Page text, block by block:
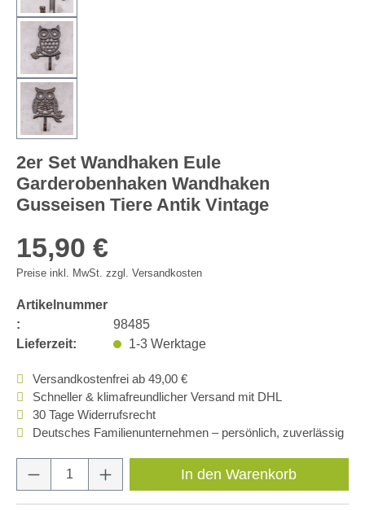
2er Set Wandhaken Eule
Garderobenhaken Wandhaken
Gusseisen Tiere Antik Vintage
15,90 €
Preise inkl. MwSt. zzgl. Versandkosten
Artikelnummer
:
98485
Lieferzeit:
1-3 Werktage
Versandkostenfrei ab 49,00 €
Schneller & klimafreundlicher Versand mit DHL
30 Tage Widerrufsrecht
Deutsches Familienunternehmen – persönlich, zuverlässig
Produkt Anzahl: Gib den gewünschten
In den Warenkorb